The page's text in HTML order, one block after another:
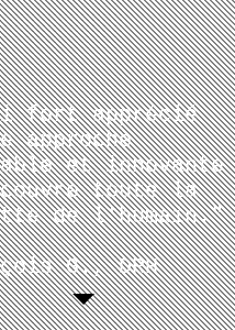
fort apprécié
approche
et innovante
toute la
de l'humain."
G., DRH